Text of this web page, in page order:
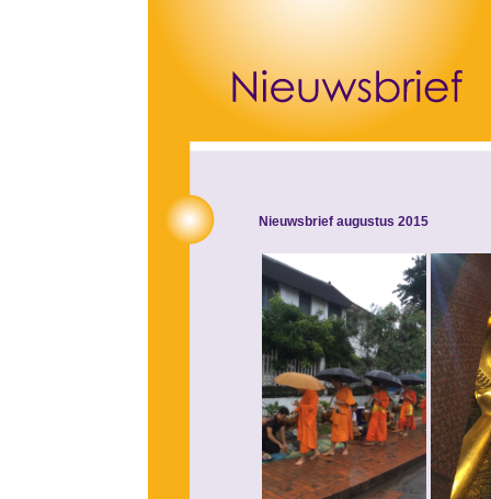
Nieuwsbrief augustus 2015